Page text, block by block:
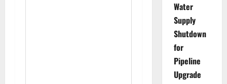
Water
Supply
Shutdown
for
Pipeline
Upgrade